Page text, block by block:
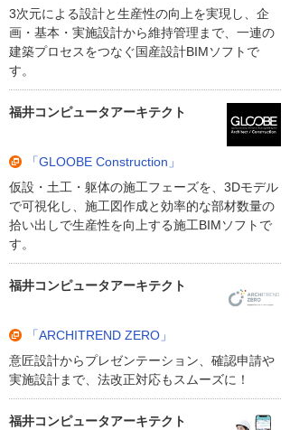
3次元による設計と生産性の向上を実現し、企
画・基本・実施設計から維持管理まで、一連の
建築プロセスをつなぐ国産設計BIMソフトで
す。
福井コンピュータアーキテクト
「GLOOBE Construction」
仮設・土工・躯体の施工フェーズを、3Dモデル
で可視化し、施工図作成と効率的な部材数量の
拾い出しで生産性を向上する施工BIMソフトで
す。
福井コンピュータアーキテクト
「ARCHITREND ZERO」
意匠設計からプレゼンテーション、確認申請や
実施設計まで、法改正対応もスムーズに！
福井コンピュータアーキテクト